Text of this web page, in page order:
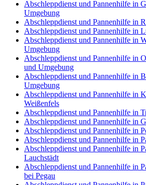
Abschleppdienst und Pannenhilfe in
Umgebung
Abschleppdienst und Pannenhilfe in
Abschleppdienst und Pannenhilfe in
Abschleppdienst und Pannenhilfe in
Umgebung
Abschleppdienst und Pannenhilfe in
und Umgebung
Abschleppdienst und Pannenhilfe in
Umgebung
Abschleppdienst und Pannenhilfe in
Weißenfels
Abschleppdienst und Pannenhilfe in
Abschleppdienst und Pannenhilfe in
Abschleppdienst und Pannenhilfe in
Abschleppdienst und Pannenhilfe in
Abschleppdienst und Pannenhilfe in
Lauchstädt
Abschleppdienst und Pannenhilfe in
bei Pegau